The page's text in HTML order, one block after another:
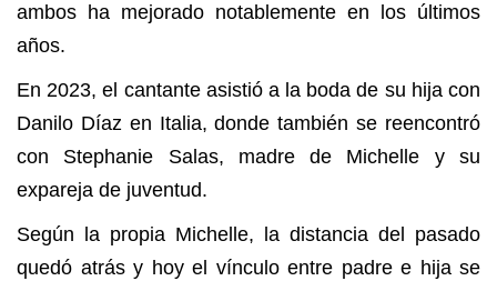
ambos ha mejorado notablemente en los últimos
años.
En 2023, el cantante asistió a la boda de su hija con
Danilo Díaz en Italia, donde también se reencontró
con Stephanie Salas, madre de Michelle y su
expareja de juventud.
Según la propia Michelle, la distancia del pasado
quedó atrás y hoy el vínculo entre padre e hija se